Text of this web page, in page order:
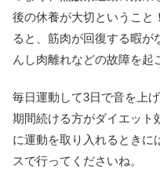
後の休養が大切ということ
ると、筋肉が回復する暇が
んし肉離れなどの故障を起
毎日運動して3日で音を上
期間続ける方がダイエット
に運動を取り入れるときに
スで行ってくださいね。